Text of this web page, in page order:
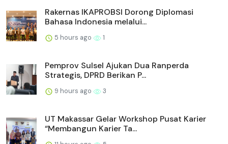
Rakernas IKAPROBSI Dorong Diplomasi
Bahasa Indonesia melalui...
5 hours ago 1
Pemprov Sulsel Ajukan Dua Ranperda
Strategis, DPRD Berikan P...
9 hours ago 3
UT Makassar Gelar Workshop Pusat Karier
“Membangun Karier Ta...